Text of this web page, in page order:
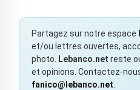
Partagez sur notre espace
et/ou lettres ouvertes,
photo.
Lebanco.net reste
et opinions. Contactez-
fanico@lebanco.net